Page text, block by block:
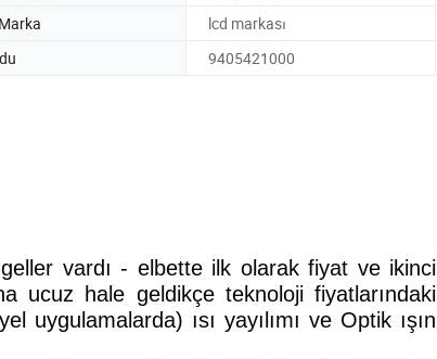
lcd markası
9405421000
vardı - elbette ilk olarak fiyat ve ikinci
ucuz hale geldikçe teknoloji fiyatlarındaki
uygulamalarda) ısı yayılımı ve Optik ışın